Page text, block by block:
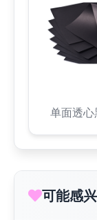
单面透心
可能感